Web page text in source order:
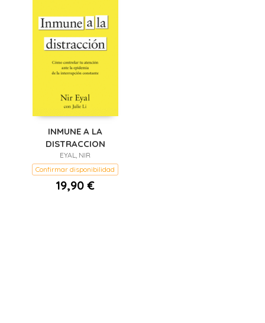
INMUNE A LA
DISTRACCION
EYAL, NIR
Confirmar disponibilidad
19,90 €